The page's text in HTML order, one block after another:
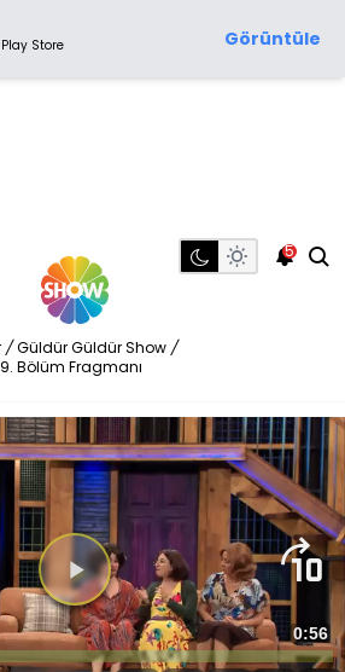
Store Görüntüle
5
/ Güldür Güldür Show /
Bölüm Fragmanı
Videoyu
Oynat
0:56